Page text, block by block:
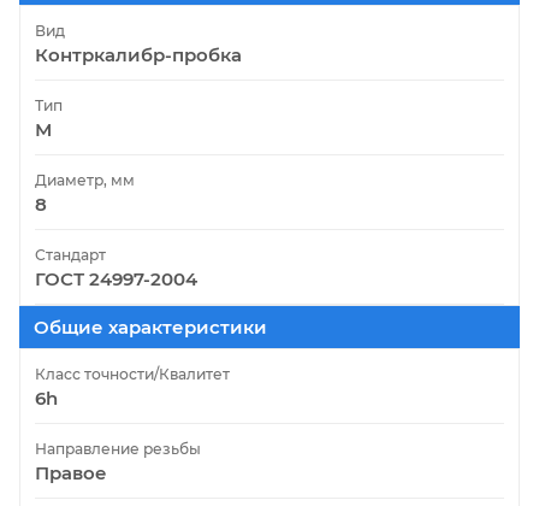
Вид
Контркалибр-пробка
Тип
М
Диаметр, мм
8
Стандарт
ГОСТ 24997-2004
Общие характеристики
Класс точности/Квалитет
6h
Направление резьбы
Правое